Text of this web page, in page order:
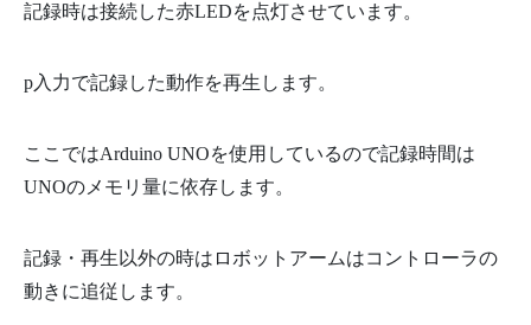
記録時は接続した赤LEDを点灯させています。
p入力で記録した動作を再生します。
ここではArduino UNOを使用しているので記録時間は
UNOのメモリ量に依存します。
記録・再生以外の時はロボットアームはコントローラの
動きに追従します。